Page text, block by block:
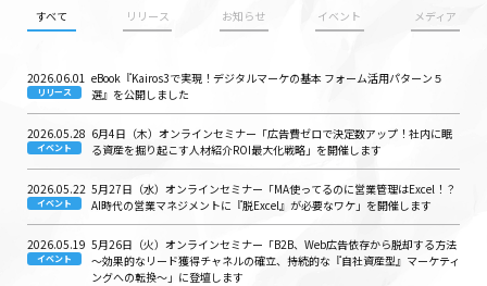
すべて リリース お知らせ イベント メディア
2026.06.01
リリース
eBook『Kairos3で実現！デジタルマーケの基本 フォーム活用パターン５
選』を公開しました
2026.05.28
イベント
6月4日（木）オンラインセミナー「広告費ゼロで決定数アップ！社内に眠
る資産を掘り起こす人材紹介ROI最大化戦略」を開催します
2026.05.22
イベント
5月27日（水）オンラインセミナー「MA使ってるのに営業管理はExcel！？
AI時代の営業マネジメントに『脱Excel』が必要なワケ」を開催します
2026.05.19
イベント
5月26日（火）オンラインセミナー「B2B、Web広告依存から脱却する方法
～効果的なリード獲得チャネルの確立、持続的な『自社資産型』マーケティ
ングへの転換～」に登壇します